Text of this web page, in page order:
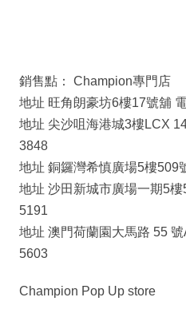
銷售點： Champion專門店
地址 旺角朗豪坊6樓17號舖
地址 尖沙咀海港城3樓LCX
3848
地址 銅鑼灣希慎廣場5樓509
地址 沙田新城市廣場一期5
5191
地址 澳門荷蘭園大馬路 55
5603
Champion Pop Up store